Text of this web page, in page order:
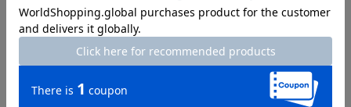
注目アイテムをご紹介
レディース セール情報一覧
WEB限定お得なセール